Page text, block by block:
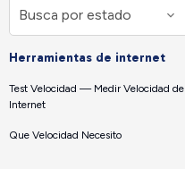
Herramientas de internet
Test Velocidad — Medir Velocidad de
Internet
Que Velocidad Necesito